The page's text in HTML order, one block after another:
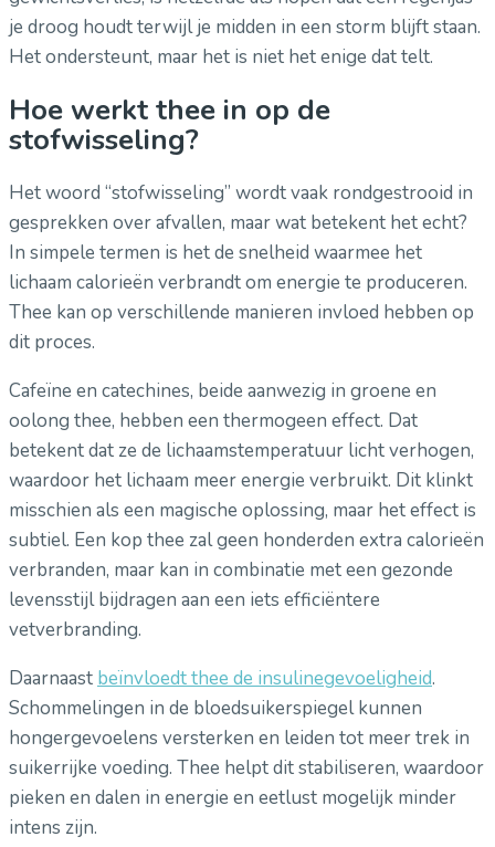
je droog houdt terwijl je midden in een storm blijft staan.
Het ondersteunt, maar het is niet het enige dat telt.
Hoe werkt thee in op de
stofwisseling?
Het woord “stofwisseling” wordt vaak rondgestrooid in
gesprekken over afvallen, maar wat betekent het echt?
In simpele termen is het de snelheid waarmee het
lichaam calorieën verbrandt om energie te produceren.
Thee kan op verschillende manieren invloed hebben op
dit proces.
Cafeïne en catechines, beide aanwezig in groene en
oolong thee, hebben een thermogeen effect. Dat
betekent dat ze de lichaamstemperatuur licht verhogen,
waardoor het lichaam meer energie verbruikt. Dit klinkt
misschien als een magische oplossing, maar het effect is
subtiel. Een kop thee zal geen honderden extra calorieën
verbranden, maar kan in combinatie met een gezonde
levensstijl bijdragen aan een iets efficiëntere
vetverbranding.
Daarnaast beïnvloedt thee de insulinegevoeligheid.
Schommelingen in de bloedsuikerspiegel kunnen
hongergevoelens versterken en leiden tot meer trek in
suikerrijke voeding. Thee helpt dit stabiliseren, waardoor
pieken en dalen in energie en eetlust mogelijk minder
intens zijn.